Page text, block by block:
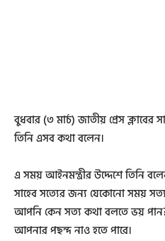
বুধবার (৩ মার্চ) জাতীয় প্রেস ক্লাবের
তি‌নি এসব কথা ব‌লেন।
এ সময় আইনমন্ত্রীর উদ্দেশে তিনি
সাহেব সত্যের জন্য যেকোনো সময়
আপনি কেন সত্য কথা বলতে ভয়
আপনার পছন্দ নাও হতে পারে।